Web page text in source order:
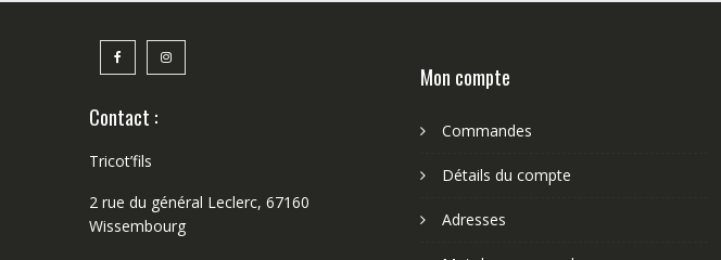
Contact :
Tricot’fils
2 rue du général Leclerc, 67160
Wissembourg
Mon compte
Commandes
Détails du compte
Adresses